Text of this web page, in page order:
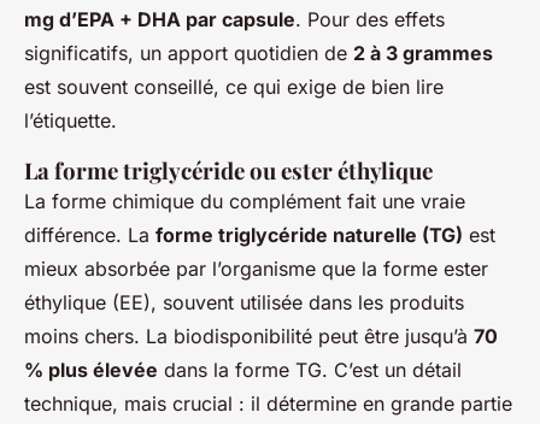
mg d’EPA + DHA par capsule. Pour des effets
significatifs, un apport quotidien de 2 à 3 grammes
est souvent conseillé, ce qui exige de bien lire
l’étiquette.
La forme triglycéride ou ester éthylique
La forme chimique du complément fait une vraie
différence. La forme triglycéride naturelle (TG) est
mieux absorbée par l’organisme que la forme ester
éthylique (EE), souvent utilisée dans les produits
moins chers. La biodisponibilité peut être jusqu’à 70
% plus élevée dans la forme TG. C’est un détail
technique, mais crucial : il détermine en grande partie